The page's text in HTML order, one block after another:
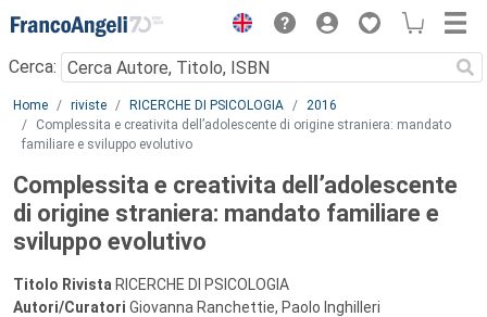
Menu
Cerca:
Main content
Home riviste RICERCHE DI PSICOLOGIA
2016
Complessita e creativita dell’adolescente di origine straniera: mandato
familiare e sviluppo evolutivo
Complessita e creativita dell’adolescente
di origine straniera: mandato familiare e
sviluppo evolutivo
Titolo Rivista RICERCHE DI PSICOLOGIA
Autori/Curatori Giovanna Ranchettie, Paolo Inghilleri